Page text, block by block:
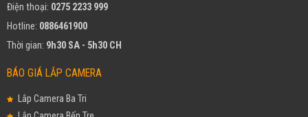
Điện thoại: 0275 2233 999
Hotline: 0886461900
Thời gian: 9h30 SA - 5h30 CH
BÁO GIÁ LẮP CAMERA
Lắp Camera Ba Tri